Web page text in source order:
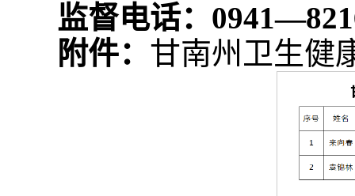
监督电话：
附件： 甘南州卫生健